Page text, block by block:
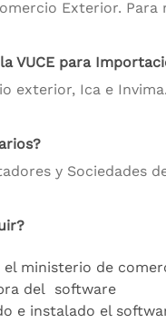
Exterior.
VUCE para
exterior, Ica e Invima.
y Sociedades
ministerio de
del software
e instalado el